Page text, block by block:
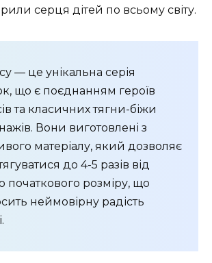
серця дітей по всьому світу.
— це унікальна серія
що є поєднанням героїв
та класичних тягни-біжи
Вони виготовлені з
матеріалу, який дозволяє
до 4-5 разів від
початкового розміру, що
неймовірну радість